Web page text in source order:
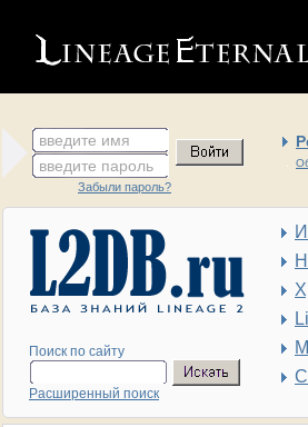
введите имя
введите пароль
Забыли пароль?
Поиск по сайту
Расширенный поиск